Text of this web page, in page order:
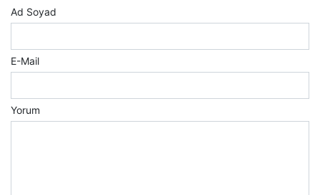
Ad Soyad
E-Mail
Yorum